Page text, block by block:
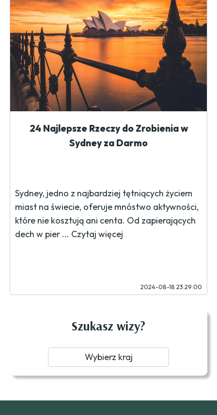
24 Najlepsze Rzeczy do Zrobienia w
Sydney za Darmo
Sydney, jedno z najbardziej tętniących życiem
miast na świecie, oferuje mnóstwo aktywności,
które nie kosztują ani centa. Od zapierających
dech w pier ... Czytaj więcej
2024-08-18 23:29:00
Szukasz wizy?
Wybierz kraj